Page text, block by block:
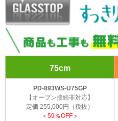
75cm
PD-893WS-U75GP
【オーブン接続非対応】
定価 255,000円（税抜）
＜59％OFF＞